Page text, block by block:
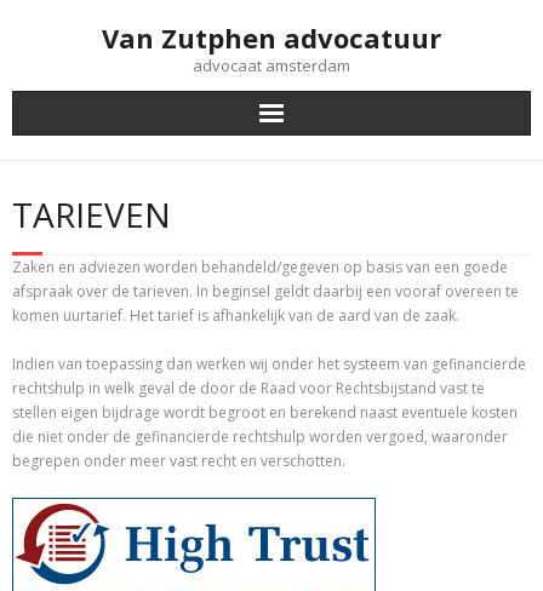
Van Zutphen advocatuur
advocaat amsterdam
TARIEVEN
Zaken en adviezen worden behandeld/gegeven op basis van een goede
afspraak over de tarieven. In beginsel geldt daarbij een vooraf overeen te
komen uurtarief. Het tarief is afhankelijk van de aard van de zaak.
Indien van toepassing dan werken wij onder het systeem van gefinancierde
rechtshulp in welk geval de door de Raad voor Rechtsbijstand vast te
stellen eigen bijdrage wordt begroot en berekend naast eventuele kosten
die niet onder de gefinancierde rechtshulp worden vergoed, waaronder
begrepen onder meer vast recht en verschotten.